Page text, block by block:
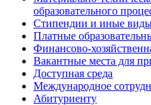
образовательного
Стипендии и иные
Платные
Финансово-
Вакантные места для
Доступная среда
Международное
Абитуриенту